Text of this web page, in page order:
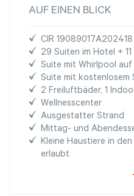
AUF EINEN BLICK
CIR 19089017A202418
29 Suiten im Hotel +
Suite mit Whirlpool
Suite mit kostenlosem
2 Freiluftbäder, 1
Wellnesscenter
Ausgestatter Strand
Mittag- und
Kleine Haustiere in
erlaubt